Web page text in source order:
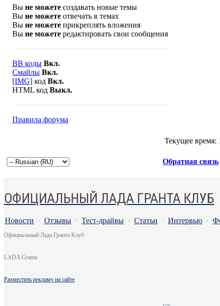
Вы не можете создавать новые темы
Вы не можете отвечать в темах
Вы не можете прикреплять вложения
Вы не можете редактировать свои сообщения
BB коды Вкл.
Смайлы Вкл.
[IMG] код Вкл.
HTML код Выкл.
Правила форума
Текущее время:
Обратная связь
ОФИЦИАЛЬНЫЙ ЛАДА ГРАНТА КЛУБ
Новости · Отзывы · Тест-драйвы · Статьи · Интервью ·
Официальный Лада Гранта Клуб
LADA Granta
Разместить рекламу на сайте